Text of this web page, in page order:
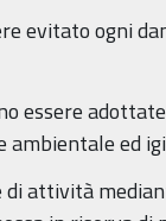
evitato ogni
essere
ambientale ed
attività